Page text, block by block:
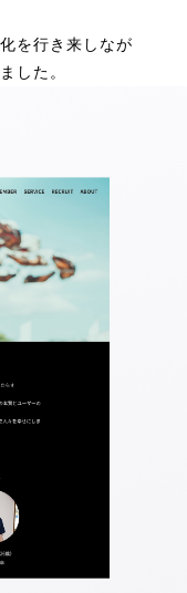
を行き来しなが
した。